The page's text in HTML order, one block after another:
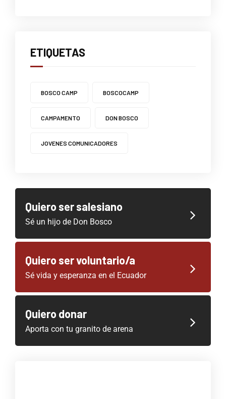
ETIQUETAS
BOSCO CAMP BOSCOCAMP
CAMPAMENTO DON BOSCO
JOVENES COMUNICADORES
Quiero ser salesiano
Sé un hijo de Don Bosco
Quiero ser voluntario/a
Sé vida y esperanza en el Ecuador
Quiero donar
Aporta con tu granito de arena